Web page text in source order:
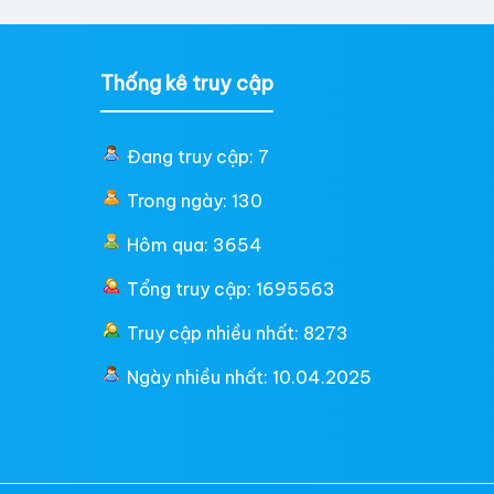
Thống kê truy cập
Đang truy cập: 7
Trong ngày: 130
Hôm qua: 3654
Tổng truy cập: 1695563
Truy cập nhiều nhất: 8273
Ngày nhiều nhất: 10.04.2025